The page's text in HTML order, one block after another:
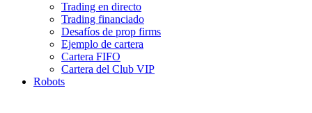
Trading en directo
Trading financiado
Desafíos de prop firms
Ejemplo de cartera
Cartera FIFO
Cartera del Club VIP
Robots